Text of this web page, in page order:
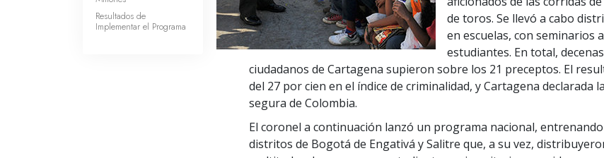
de toros. Se llevó a cabo
en escuelas, con seminarios
estudiantes. En total,
ciudadanos de Cartagena supieron sobre los 21 preceptos. El
del 27 por cien en el índice de criminalidad, y Cartagena declarada
segura de Colombia.
El coronel a continuación lanzó un programa nacional,
distritos de Bogotá de Engativá y Salitre que, a su vez,
Resultados de
Implementar el Programa